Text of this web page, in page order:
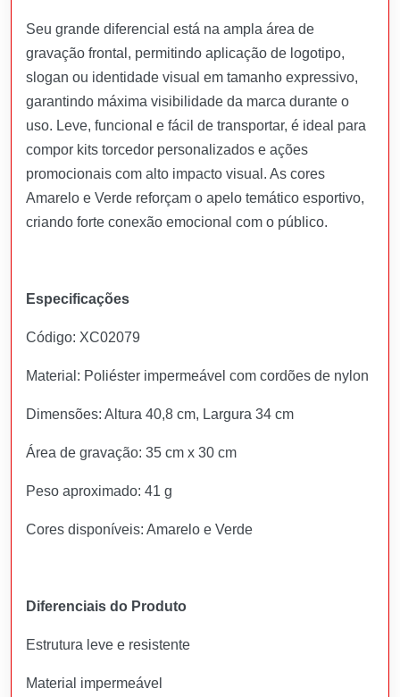
Seu grande diferencial está na ampla área de
gravação frontal, permitindo aplicação de logotipo,
slogan ou identidade visual em tamanho expressivo,
garantindo máxima visibilidade da marca durante o
uso. Leve, funcional e fácil de transportar, é ideal para
compor kits torcedor personalizados e ações
promocionais com alto impacto visual. As cores
Amarelo e Verde reforçam o apelo temático esportivo,
criando forte conexão emocional com o público.
Especificações
Código: XC02079
Material: Poliéster impermeável com cordões de nylon
Dimensões: Altura 40,8 cm, Largura 34 cm
Área de gravação: 35 cm x 30 cm
Peso aproximado: 41 g
Cores disponíveis: Amarelo e Verde
Diferenciais do Produto
Estrutura leve e resistente
Material impermeável